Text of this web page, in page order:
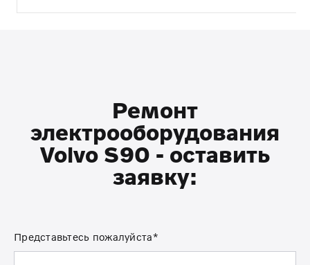
Ремонт
электрооборудования
Volvo S90 - оставить
заявку:
Представьтесь пожалуйста*